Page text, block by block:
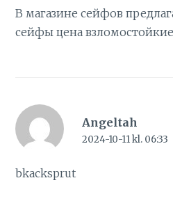
В магазине сейфов
сейфы цена
Angeltah
2024-10-11 kl. 06:33
bkacksprut